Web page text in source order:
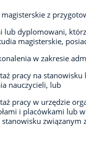
magisterskie z
lub dyplomowani,
magisterskie,
w zakresie
pracy na
nauczycieli, lub
pracy w urzędzie
i placówkami lub
związanym